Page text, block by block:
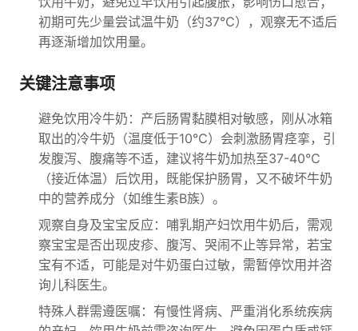
初期可先少量尝试温牛奶（约37℃），观察无不适后
再逐渐增加饮用量。
关键注意事项
避免饮用冷牛奶：产后肠胃黏膜相对敏感，刚从冰箱
取出的冷牛奶（温度低于10℃）会刺激肠胃痉挛，引
发腹泻、腹痛等不适，建议将牛奶加热至37-40℃
（接近体温）后饮用，既能保护肠胃，又不破坏牛奶
中的营养成分（如维生素B族）。
观察自身及宝宝反应：哺乳期产妇饮用牛奶后，需观
察宝宝是否出现皮疹、腹泻、哭闹不止等异常，若宝
宝有不适，可能是对牛奶蛋白过敏，需暂停饮用并咨
询儿科医生。
特殊人群需遵医嘱：有慢性肾病、严重消化系统疾病